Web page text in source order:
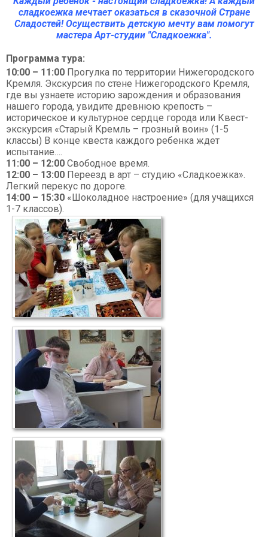
сладкоежка мечтает оказаться в сказочной Стране
Сладостей! Осуществить детскую мечту вам помогут
мастера Арт-студии "Сладкоежка".
Программа тура:
10:00 – 11:00 Прогулка по территории Нижегородского
Кремля. Экскурсия по стене Нижегородского Кремля,
где вы узнаете историю зарождения и образования
нашего города, увидите древнюю крепость –
историческое и культурное сердце города или Квест-
экскурсия «Старый Кремль – грозный воин» (1-5
классы) В конце квеста каждого ребенка ждет
испытание….
11:00 – 12:00 Свободное время.
12:00 – 13:00 Переезд в арт – студию «Сладкоежка».
Легкий перекус по дороге.
14:00 – 15:30 «Шоколадное настроение» (для учащихся
1-7 классов).